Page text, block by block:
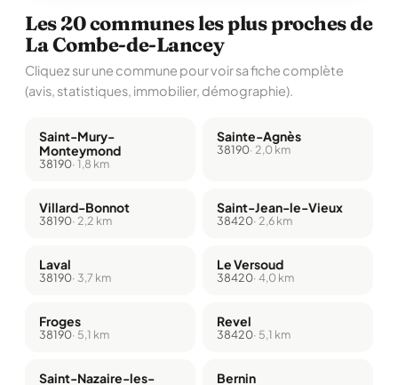
Les 20 communes les plus proches de
La Combe-de-Lancey
Cliquez sur une commune pour voir sa fiche complète
(avis, statistiques, immobilier, démographie).
Saint-Mury-
Monteymond
38190· 1,8 km
Sainte-Agnès
38190· 2,0 km
Villard-Bonnot
38190· 2,2 km
Saint-Jean-le-Vieux
38420· 2,6 km
Laval
38190· 3,7 km
Le Versoud
38420· 4,0 km
Froges
38190· 5,1 km
Revel
38420· 5,1 km
Saint-Nazaire-les-
Bernin